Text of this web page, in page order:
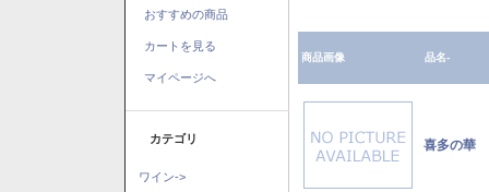
おすすめの商品
カートを見る
マイページへ
カテゴリ
ワイン->
商品画像 品名-
喜多の華